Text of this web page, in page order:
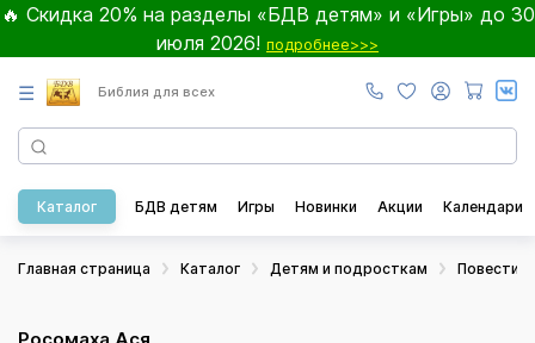
🔥 Скидка 20% на разделы «БДВ детям» и «Игры» до 30
июля 2026! подробнее>>>
☰ Библия для всех
Каталог БДВ детям Игры Новинки Акции Календари
Главная страница Каталог Детям и подросткам Повести